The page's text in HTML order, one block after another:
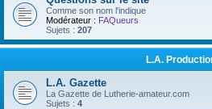
Comme son nom l'indique
Modérateur : FAQueurs
Sujets : 207
L.A.
L.A. Gazette
La Gazette de Lutherie-amateur.com
Sujets : 4